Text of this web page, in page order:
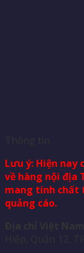
Lưu ý: Hiện nay
về hàng nội địa
mang tính chất
quảng cáo.